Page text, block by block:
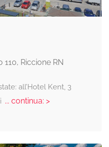
110, Riccione RN
all’Hotel Kent, 3
... continua: >